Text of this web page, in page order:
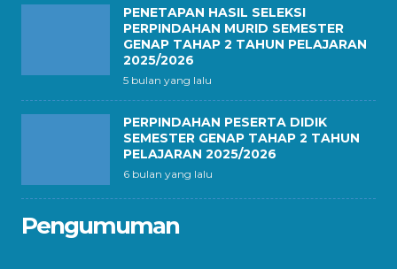
PENETAPAN HASIL SELEKSI
PERPINDAHAN MURID SEMESTER
GENAP TAHAP 2 TAHUN PELAJARAN
2025/2026
5 bulan yang lalu
PERPINDAHAN PESERTA DIDIK
SEMESTER GENAP TAHAP 2 TAHUN
PELAJARAN 2025/2026
6 bulan yang lalu
Pengumuman